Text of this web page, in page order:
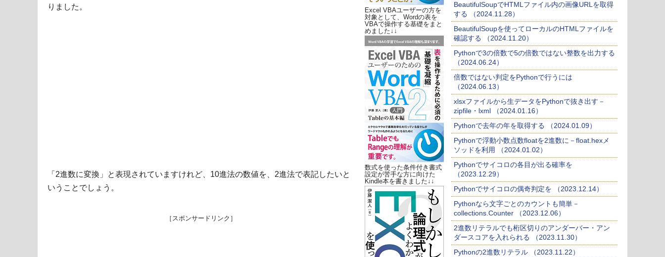
りました。
「2進数に変換」と表現されていますけれど、10進法の数値を、2進法で表記したいと
いうことでしょう。
［スポンサードリンク］
Excel VBAユーザーの方を
対象として、Wordの表を
VBAで操作する基礎をまと
めました↓↓
数式を使った条件付き書式
設定が苦手な方に向けた
Kindle本を書きました↓↓
BeautifulSoupでHTMLファイル内の画像URLを取得
する （2024.11.28）
BeautifulSoupを使ってローカルのHTMLファイルを
確認する （2024.11.20）
Pythonで3の倍数で5の倍数ではない整数を出力する
（2024.06.24）
倍数ではない判定をPythonで行うには
（2024.06.13）
xlsxファイルから生データをPythonで抜き出す－
zipfile・lxml （2024.01.16）
Pythonで去年の年を取得する （2024.01.09）
Pythonで浮動小数点数floatを2進数に－float.hexメ
ソッドを利用 （2024.01.02）
Pythonでサイコロの各目が出る確率を
（2023.12.29）
Pythonでサイコロの偶奇判定を （2023.12.14）
Pythonなら文字ごとのカウントも簡単－
collections.Counter （2023.12.06）
2進数リテラルでも桁区切りのアンダーバー・アン
ダースコアを入れられる （2023.11.30）
Pythonの2進数リテラル （2023.11.22）